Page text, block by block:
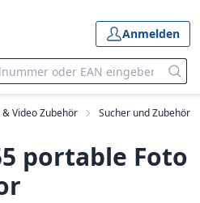
Anmelden
& Video Zubehör Sucher und Zubehör
portable Foto